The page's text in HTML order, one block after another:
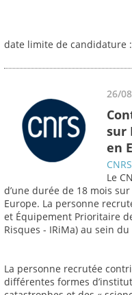
date limite de candidature
26/
sur
en
CNRS
Le
d’une durée de 18 mois
Europe. La personne
et Équipement Prioritaire
Risques - IRiMa) au sein du
La personne recrutée
différentes formes